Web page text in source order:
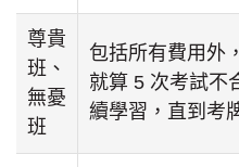
尊貴
班、
無憂
班
包括所有費用外
就算 5 次考試不
續學習，直到考